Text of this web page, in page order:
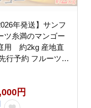
年発送】サンフ
ツ糸満のマンゴー
用 約2kg 産地直
行予約 フルーツ
ン種 濃厚 デザート
旬の果物 甘い お
円